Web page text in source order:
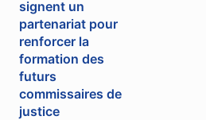
signent un
partenariat pour
renforcer la
formation des
futurs
commissaires de
justice